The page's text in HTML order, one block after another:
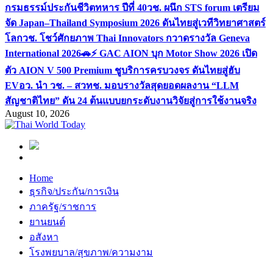
กรมธรรม์ประกันชีวิตทหาร ปีที่ 40วช. ผนึก STS forum เตรียม
จัด Japan–Thailand Symposium 2026 ดันไทยสู่เวทีวิทยาศาสตร์
โลกวช. โชว์ศักยภาพ Thai Innovators กวาดรางวัล Geneva
International 2026🚗⚡️ GAC AION บุก Motor Show 2026 เปิด
ตัว AION V 500 Premium ชูบริการครบวงจร ดันไทยสู่ฮับ
EVอว. นำ วช. – สวทช. มอบรางวัลสุดยอดผลงาน “LLM
สัญชาติไทย” ดัน 24 ต้นแบบยกระดับงานวิจัยสู่การใช้งานจริง
August 10, 2026
Home
ธุรกิจ/ประกัน/การเงิน
ภาครัฐ/ราชการ
ยานยนต์
อสังหา
โรงพยบาล/สุขภาพ/ความงาม